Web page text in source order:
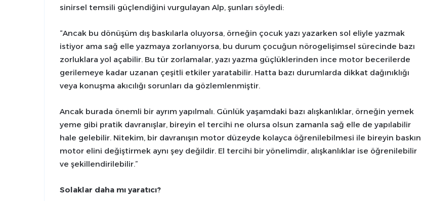
sinirsel temsili güçlendiğini vurgulayan Alp, şunları söyledi:
“Ancak bu dönüşüm dış baskılarla oluyorsa, örneğin çocuk yazı yazarken sol eliyle yazmak
istiyor ama sağ elle yazmaya zorlanıyorsa, bu durum çocuğun nörogelişimsel sürecinde bazı
zorluklara yol açabilir. Bu tür zorlamalar, yazı yazma güçlüklerinden ince motor becerilerde
gerilemeye kadar uzanan çeşitli etkiler yaratabilir. Hatta bazı durumlarda dikkat dağınıklığı
veya konuşma akıcılığı sorunları da gözlemlenmiştir.
Ancak burada önemli bir ayrım yapılmalı. Günlük yaşamdaki bazı alışkanlıklar, örneğin yemek
yeme gibi pratik davranışlar, bireyin el tercihi ne olursa olsun zamanla sağ elle de yapılabilir
hale gelebilir. Nitekim, bir davranışın motor düzeyde kolayca öğrenilebilmesi ile bireyin baskın
motor elini değiştirmek aynı şey değildir. El tercihi bir yönelimdir, alışkanlıklar ise öğrenilebilir
ve şekillendirilebilir.”
Solaklar daha mı yaratıcı?